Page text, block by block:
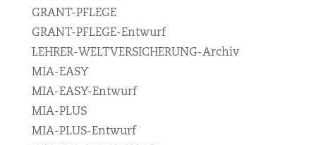
GRANT-PFLEGE
GRANT-PFLEGE-Entwurf
LEHRER-WELTVERSICHERUNG-Archiv
MIA-EASY
MIA-EASY-Entwurf
MIA-PLUS
MIA-PLUS-Entwurf